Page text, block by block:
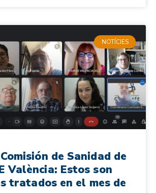
NOTÍCIES
de Sanidad de
València: Estos son
tratados en el mes de